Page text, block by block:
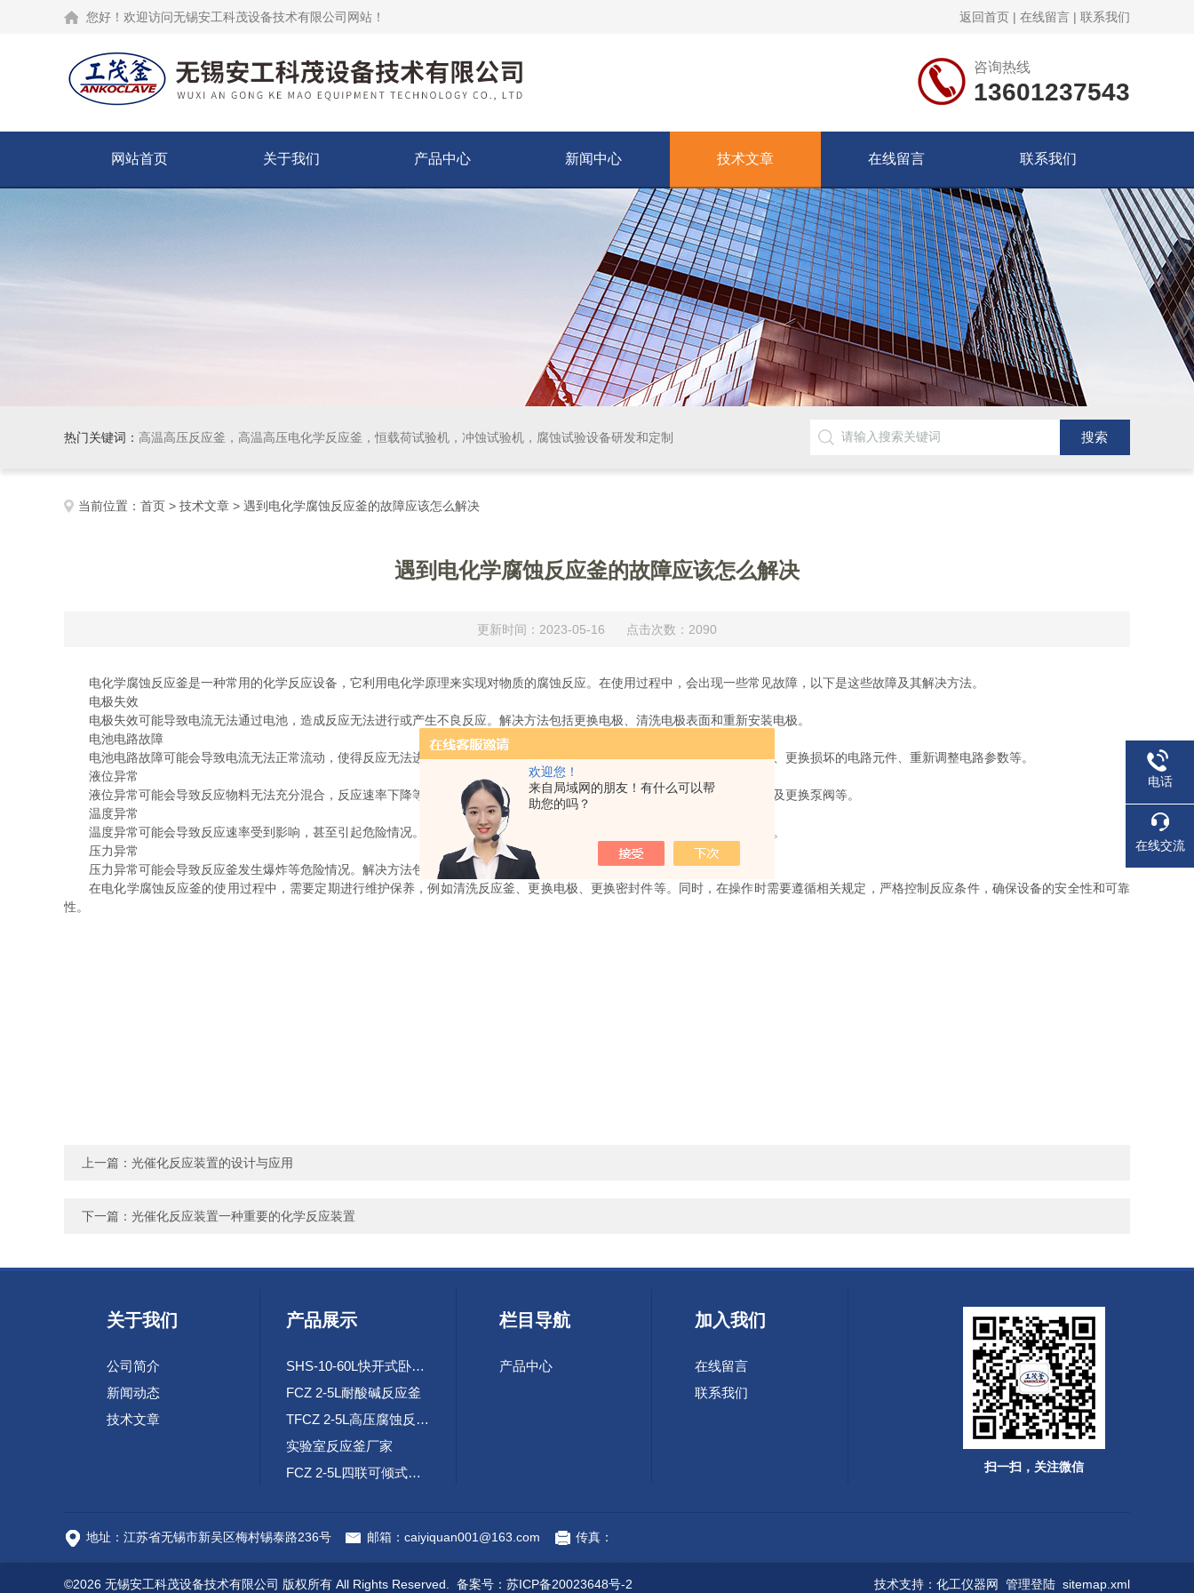
欢迎您！
来自局域网的朋友！有什么可以帮
助您的吗？
您好！欢迎访问无锡安工科茂设备技术有限公司网站！ 返回首页 | 在线留言 | 联系我们
咨询热线
13601237543
网站首页 关于我们 产品中心 新闻中心 技术文章 在线留言 联系我们
热门关键词： 高温高压反应釜，高温高压电化学反应釜，恒载荷试验机，冲蚀试验机，腐蚀试验设备研发和定制
当前位置： 首页 > 技术文章 > 遇到电化学腐蚀反应釜的故障应该怎么解决
遇到电化学腐蚀反应釜的故障应该怎么解决
更新时间：2023-05-16 点击次数：2090
电化学腐蚀反应釜是一种常用的化学反应设备，它利用电化学原理来实现对物质的腐蚀反应。在使用过程中，会出现一些常见故障，以下是这些故障及其解决方法。
电极失效
电极失效可能导致电流无法通过电池，造成反应无法进行或产生不良反应。解决方法包括更换电极、清洗电极表面和重新安装电极。
电池电路故障
电池电路故障可能会导致电流无法正常流动，使得反应无法进行或产生不良反应。解决方法包括检查电池电路连接处是否松动、更换损坏的电路元件、重新调整电路参数等。
液位异常
液位异常可能会导致反应物料无法充分混合，反应速率下降等问题。解决方法包括检查液位传感器是否正常、清除管道堵塞以及更换泵阀等。
温度异常
温度异常可能会导致反应速率受到影响，甚至引起危险情况。解决方法包括检查温度传感器是否正常、更换加热器和控制器等。
压力异常
压力异常可能会导致反应釜发生爆炸等危险情况。解决方法包括检查压力传感器是否正常、调整阀门以及更换安全阀等。
在电化学腐蚀反应釜的使用过程中，需要定期进行维护保养，例如清洗反应釜、更换电极、更换密封件等。同时，在操作时需要遵循相关规定，严格控制反应条件，确保设备的安全性和可靠
性。
上一篇： 光催化反应装置的设计与应用
下一篇： 光催化反应装置一种重要的化学反应装置
关于我们
公司简介
新闻动态
技术文章
产品展示
SHS-10-60L快开式卧式自蔓延合成装置
FCZ 2-5L耐酸碱反应釜
TFCZ 2-5L高压腐蚀反应釜
实验室反应釜厂家
FCZ 2-5L四联可倾式反应釜
栏目导航
产品中心
加入我们
在线留言
联系我们
扫一扫，关注微信
地址：江苏省无锡市新吴区梅村锡泰路236号 邮箱：caiyiquan001@163.com 传真：
©2026 无锡安工科茂设备技术有限公司 版权所有 All Rights Reserved. 备案号： 苏ICP备20023648号-2 技术支持： 化工仪器网 管理登陆 sitemap.xml
电话
在线交流